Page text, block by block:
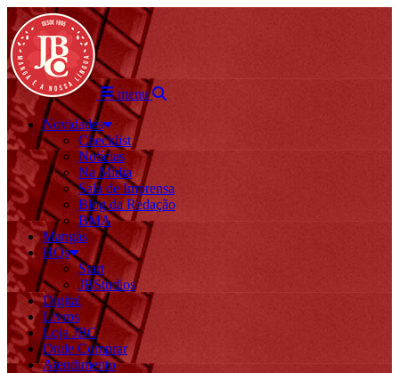
menu
Novidades
Checklist
Notícias
Na Mídia
Sala de Imprensa
Blog da Redação
BMA
Mangás
HQs
Start
JBStudios
Digital
Livros
Loja JBC
Onde Comprar
Atendimento